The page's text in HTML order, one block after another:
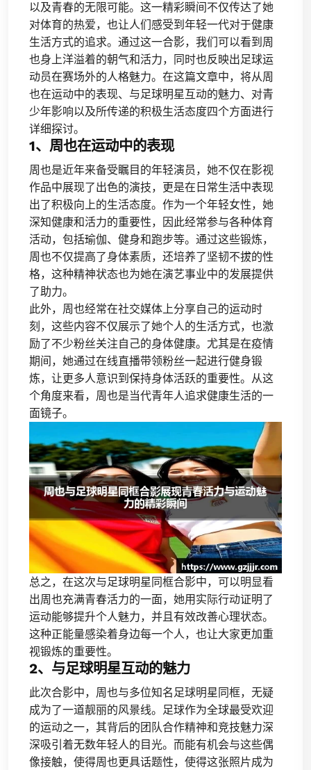
以及青春的无限可能。这一精彩瞬间不仅传达了她
对体育的热爱，也让人们感受到年轻一代对于健康
生活方式的追求。通过这一合影，我们可以看到周
也身上洋溢着的朝气和活力，同时也反映出足球运
动员在赛场外的人格魅力。在这篇文章中，将从周
也在运动中的表现、与足球明星互动的魅力、对青
少年影响以及所传递的积极生活态度四个方面进行
详细探讨。
1、周也在运动中的表现
周也是近年来备受瞩目的年轻演员，她不仅在影视
作品中展现了出色的演技，更是在日常生活中表现
出了积极向上的生活态度。作为一个年轻女性，她
深知健康和活力的重要性，因此经常参与各种体育
活动，包括瑜伽、健身和跑步等。通过这些锻炼，
周也不仅提高了身体素质，还培养了坚韧不拔的性
格，这种精神状态也为她在演艺事业中的发展提供
了助力。
此外，周也经常在社交媒体上分享自己的运动时
刻，这些内容不仅展示了她个人的生活方式，也激
励了不少粉丝关注自己的身体健康。尤其是在疫情
期间，她通过在线直播带领粉丝一起进行健身锻
炼，让更多人意识到保持身体活跃的重要性。从这
个角度来看，周也是当代青年人追求健康生活的一
面镜子。
总之，在这次与足球明星同框合影中，可以明显看
出周也充满青春活力的一面，她用实际行动证明了
运动能够提升个人魅力，并且有效改善心理状态。
这种正能量感染着身边每一个人，也让大家更加重
视锻炼的重要性。
2、与足球明星互动的魅力
此次合影中，周也与多位知名足球明星同框，无疑
成为了一道靓丽的风景线。足球作为全球最受欢迎
的运动之一，其背后的团队合作精神和竞技魅力深
深吸引着无数年轻人的目光。而能有机会与这些偶
像接触，使得周也更具话题性，使得这张照片成为